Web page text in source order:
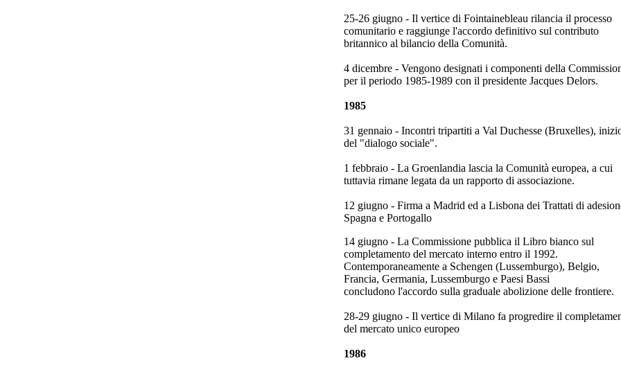
25-26 giugno - Il vertice di Fointainebleau rilancia il processo
comunitario e raggiunge l'accordo definitivo sul contributo
britannico al bilancio della Comunità.
4 dicembre - Vengono designati i componenti della
per il periodo 1985-1989 con il presidente Jacques Delors.
1985
31 gennaio - Incontri tripartiti a Val Duchesse (Bruxelles),
del "dialogo sociale".
1 febbraio - La Groenlandia lascia la Comunità europea, a cui
tuttavia rimane legata da un rapporto di associazione.
12 giugno - Firma a Madrid ed a Lisbona dei Trattati di
Spagna e Portogallo
14 giugno - La Commissione pubblica il Libro bianco sul
completamento del mercato interno entro il 1992.
Contemporaneamente a Schengen (Lussemburgo), Belgio,
Francia, Germania, Lussemburgo e Paesi Bassi
concludono l'accordo sulla graduale abolizione delle frontiere.
28-29 giugno - Il vertice di Milano fa progredire il
del mercato unico europeo
1986